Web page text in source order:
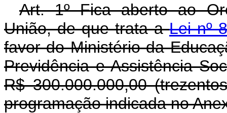
Art. 1º Fica aberto ao
União, de que trata aLei nº
favor do Ministério da
Previdência e Assistência
R$ 300.000.000,00
programação indicada no